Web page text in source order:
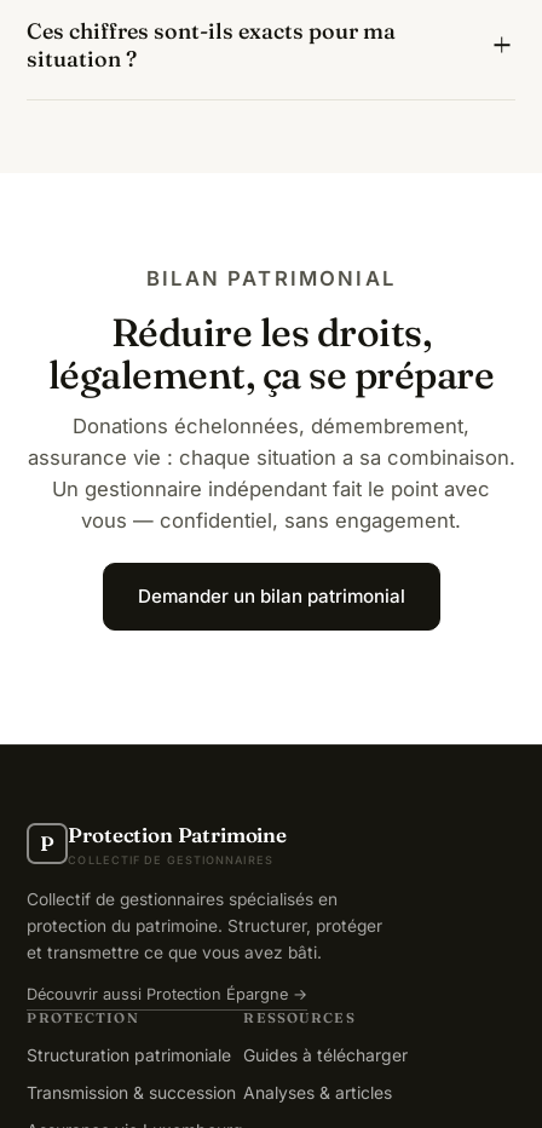
vie alimentée avant 70 ans, le bénéficiaire profiterait
d'un abattement de 152 500 € puis d'un taux de 20
% : soit environ 0 € de taxation, contre 78 118 € par
Ces chiffres sont-ils exacts pour ma
situation ?
d'un bilan patrimonial.
BILAN PATRIMONIAL
Réduire les droits,
légalement, ça se prépare
Donations échelonnées, démembrement,
assurance vie : chaque situation a sa combinaison.
Un gestionnaire indépendant fait le point avec
vous — confidentiel, sans engagement.
Demander un bilan patrimonial
P Protection Patrimoine
COLLECTIF DE GESTIONNAIRES
Collectif de gestionnaires spécialisés en
protection du patrimoine. Structurer, protéger
et transmettre ce que vous avez bâti.
Découvrir aussi Protection Épargne →
PROTECTION
Structuration patrimoniale
Transmission & succession
RESSOURCES
Guides à télécharger
Analyses & articles